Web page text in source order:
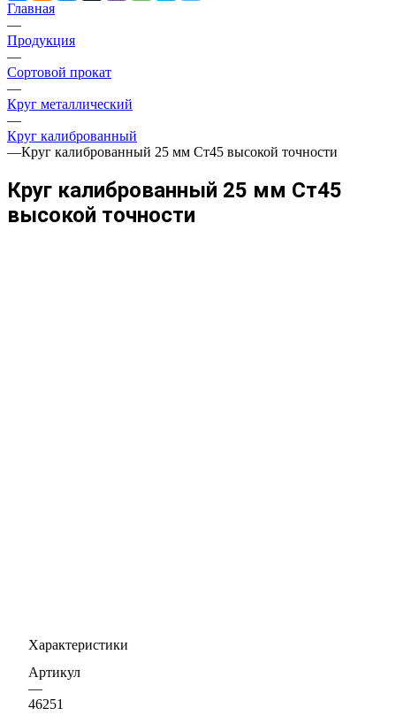
Главная
—
Продукция
—
Сортовой прокат
—
Круг металлический
—
Круг калиброванный
—Круг калиброванный 25 мм Ст45 высокой точности
Круг калиброванный 25 мм Ст45
высокой точности
Характеристики
Артикул
—
46251